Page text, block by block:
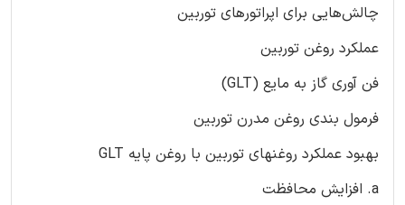
چالش‌هایی برای اپراتورهای توربین
عملکرد روغن توربین
فن آوری گاز به مایع (GLT)
فرمول بندی روغن مدرن توربین
بهبود عملکرد روغنهای توربین با روغن پایه GLT
a. افزایش محافظت